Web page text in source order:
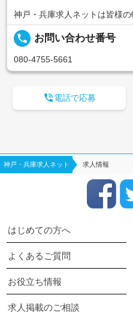
神戸・兵庫求人ネットは皆様
local_phone お問い合わせ番号
080-4755-5661
電話で応募
神戸・兵庫求人ネット 求人情報
はじめての方へ
よくあるご質問
お役立ち情報
求人掲載のご相談